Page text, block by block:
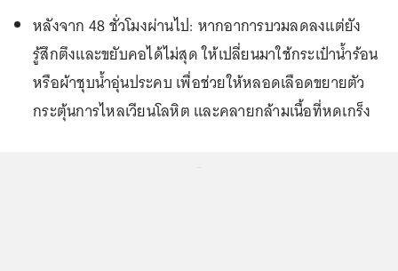
หลังจาก 48 ชั่วโมงผ่านไป: หากอาการบวมลดลงแต่ยัง
รู้สึกตึงและขยับคอได้ไม่สุด ให้เปลี่ยนมาใช้กระเป๋าน้ำร้อน
หรือผ้าชุบน้ำอุ่นประคบ เพื่อช่วยให้หลอดเลือดขยายตัว
กระตุ้นการไหลเวียนโลหิต และคลายกล้ามเนื้อที่หดเกร็ง